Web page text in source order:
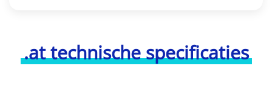
.at technische specificaties